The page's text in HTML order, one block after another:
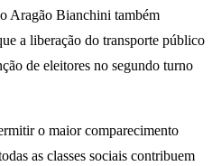
Aragão Bianchini também
a liberação do transporte público
de eleitores no segundo turno
o maior comparecimento
as classes sociais contribuem